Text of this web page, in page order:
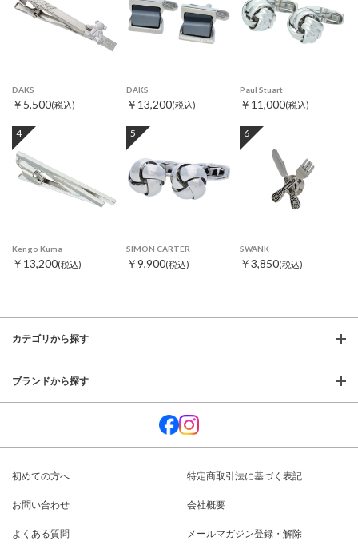
DAKS
￥5,500(税込)
DAKS
￥13,200(税込)
Paul Stuart
￥11,000(税込)
4
Kengo Kuma
￥13,200(税込)
5
SIMON CARTER
￥9,900(税込)
6
SWANK
￥3,850(税込)
カテゴリから探す
ブランドから探す
初めての方へ 特定商取引法に基づく表記
お問い合わせ 会社概要
よくある質問 メールマガジン登録・解除